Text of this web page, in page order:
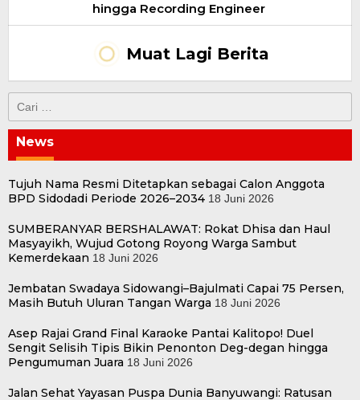
hingga Recording Engineer
Muat Lagi Berita
untuk:
News
Tujuh Nama Resmi Ditetapkan sebagai Calon Anggota
BPD Sidodadi Periode 2026–2034 18 Juni 2026
SUMBERANYAR BERSHALAWAT: Rokat Dhisa dan Haul
Masyayikh, Wujud Gotong Royong Warga Sambut
Kemerdekaan 18 Juni 2026
Jembatan Swadaya Sidowangi–Bajulmati Capai 75 Persen,
Masih Butuh Uluran Tangan Warga 18 Juni 2026
Asep Rajai Grand Final Karaoke Pantai Kalitopo! Duel
Sengit Selisih Tipis Bikin Penonton Deg-degan hingga
Pengumuman Juara 18 Juni 2026
Jalan Sehat Yayasan Puspa Dunia Banyuwangi: Ratusan